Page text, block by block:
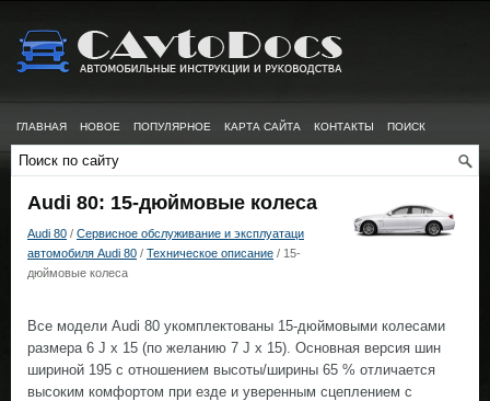
ГЛАВНАЯ НОВОЕ ПОПУЛЯРНОЕ КАРТА САЙТА КОНТАКТЫ ПОИСК
Audi 80: 15-дюймовые колеса
Audi 80 / Сервисное обслуживание и эксплуатаци
автомобиля Audi 80 / Техническое описание / 15-
дюймовые колеса
Все модели Audi 80 укомплектованы 15-дюймовыми колесами
размера 6 J x 15 (по желанию 7 J х 15). Основная версия шин
шириной 195 с отношением высоты/ширины 65 % отличается
высоким комфортом при езде и уверенным сцеплением с